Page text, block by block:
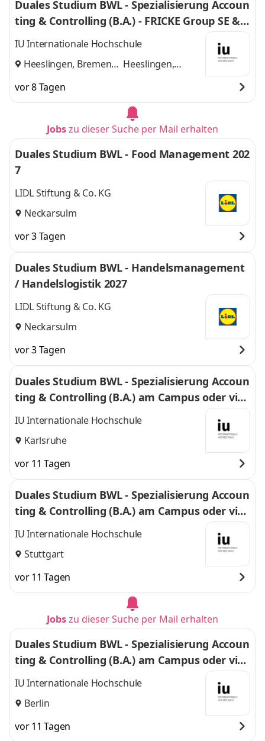
Duales Studium BWL - Spezialisierung Accoun
ting & Controlling (B.A.) - FRICKE Group SE & C
o. KG
IU Internationale Hochschule
Heeslingen, Bremen
Heeslingen,
vor 8 Tagen
Jobszu dieser Suche per Mail erhalten
Duales Studium BWL - Food Management 202
7
LIDL Stiftung & Co. KG
Neckarsulm
vor 3 Tagen
Duales Studium BWL - Handelsmanagement
/ Handelslogistik 2027
LIDL Stiftung & Co. KG
Neckarsulm
vor 3 Tagen
Duales Studium BWL - Spezialisierung Accoun
ting & Controlling (B.A.) am Campus oder virt
uell
IU Internationale Hochschule
Karlsruhe
vor 11 Tagen
Duales Studium BWL - Spezialisierung Accoun
ting & Controlling (B.A.) am Campus oder virt
uell
IU Internationale Hochschule
Stuttgart
vor 11 Tagen
Jobszu dieser Suche per Mail erhalten
Duales Studium BWL - Spezialisierung Accoun
ting & Controlling (B.A.) am Campus oder virt
uell
IU Internationale Hochschule
Berlin
vor 11 Tagen